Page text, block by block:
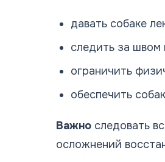
давать собаке
следить за швом
ограничить
обеспечить
Важно следовать
осложнений